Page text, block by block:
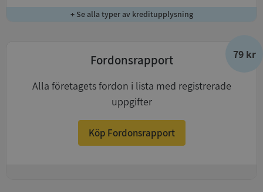
+ Se alla typer av kreditupplysning
79 kr
Fordonsrapport
Alla företagets fordon i lista med registrerade
uppgifter
Köp Fordonsrapport